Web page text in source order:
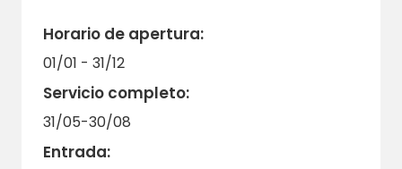
Horario de apertura:
01/01 - 31/12
Servicio completo:
31/05-30/08
Entrada: